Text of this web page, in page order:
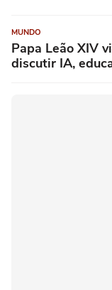
MUNDO
Papa Leão XIV
discutir IA,